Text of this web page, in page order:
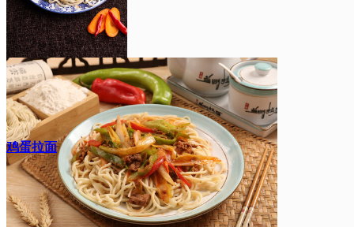
鸡蛋拉面